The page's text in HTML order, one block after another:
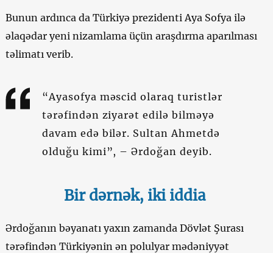
Bunun ardınca da Türkiyə prezidenti Aya Sofya ilə
əlaqədar yeni nizamlama üçün araşdırma aparılması
təlimatı verib.
“Ayasofya məscid olaraq turistlər
tərəfindən ziyarət edilə bilməyə
davam edə bilər. Sultan Ahmetdə
olduğu kimi”, – Ərdoğan deyib.
Bir dərnək, iki iddia
Ərdoğanın bəyanatı yaxın zamanda Dövlət Şurası
tərəfindən Türkiyənin ən polulyar mədəniyyət